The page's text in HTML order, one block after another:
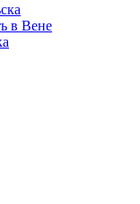
в Вене